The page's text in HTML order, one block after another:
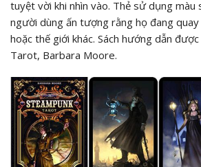
tuyệt vời khi nhìn vào. Thẻ sử dụng màu
người dùng ấn tượng rằng họ đang
hoặc thế giới khác. Sách hướng dẫn
Tarot, Barbara Moore.